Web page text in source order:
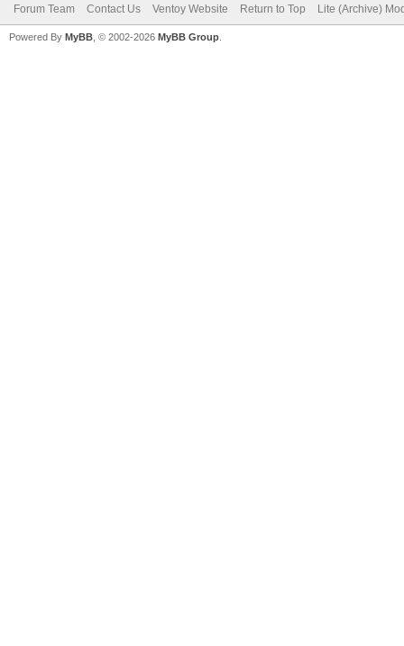
Forum Team Contact Us Ventoy Website Return to Top Lite (Archive)
Powered By MyBB , © 2002-2026 MyBB Group